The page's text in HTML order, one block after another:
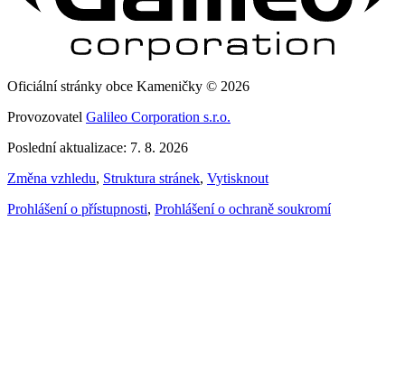
Oficiální stránky obce Kameničky © 2026
Provozovatel Galileo Corporation s.r.o.
Poslední aktualizace: 7. 8. 2026
Změna vzhledu, Struktura stránek, Vytisknout
Prohlášení o přístupnosti, Prohlášení o ochraně soukromí